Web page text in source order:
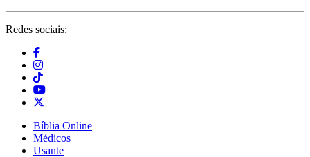
Redes sociais:
Bíblia Online
Médicos
Usante